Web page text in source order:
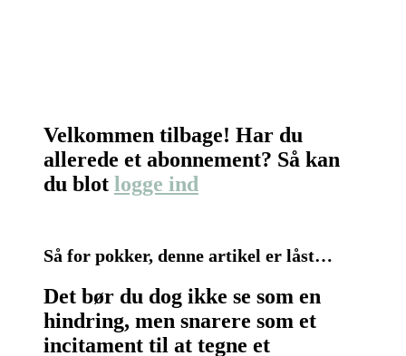
Velkommen tilbage! Har du
allerede et abonnement? Så kan
du blot logge ind
Så for pokker, denne artikel er låst…
Det bør du dog ikke se som en
hindring, men snarere som et
incitament til at tegne et